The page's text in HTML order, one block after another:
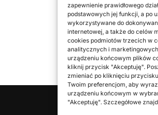
zapewnienie prawidłowego
podstawowych jej funkcji, a po
wykorzystywane do
internetowej, a także do celów
cookies podmiotów trzecich w
analitycznych i
urządzeniu końcowym plików
kliknij przycisk "Akceptuję".
zmieniać po kliknięciu
Twoim preferencjom, aby
urządzeniu końcowym w
"Akceptuję". Szczegółowe